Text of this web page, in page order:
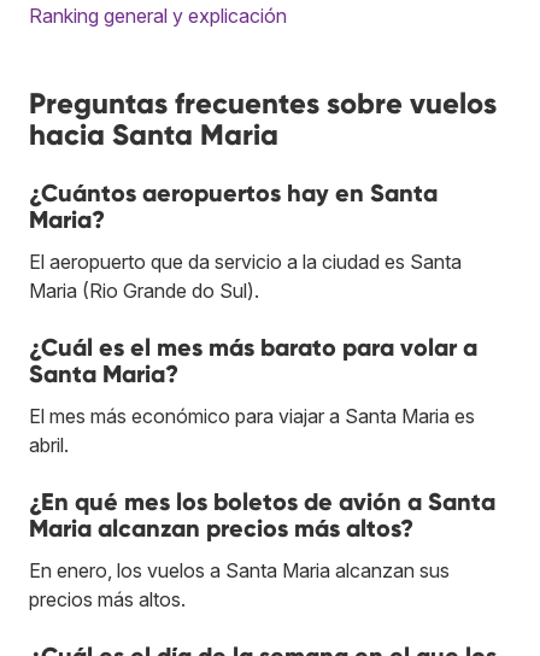
Ranking general y explicación
Preguntas frecuentes sobre vuelos
hacia Santa Maria
¿Cuántos aeropuertos hay en Santa
Maria?
El aeropuerto que da servicio a la ciudad es Santa
Maria (Rio Grande do Sul).
¿Cuál es el mes más barato para volar a
Santa Maria?
El mes más económico para viajar a Santa Maria es
abril.
¿En qué mes los boletos de avión a Santa
Maria alcanzan precios más altos?
En enero, los vuelos a Santa Maria alcanzan sus
precios más altos.